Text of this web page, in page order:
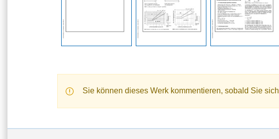
Sie können dieses Werk kommentieren, sobald Sie sich